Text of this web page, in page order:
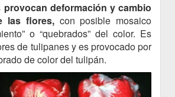
deformación y cambio
las flores, con posible mosaico
o “quebrados” del color. Es
de tulipanes y es provocado por
de color del tulipán.